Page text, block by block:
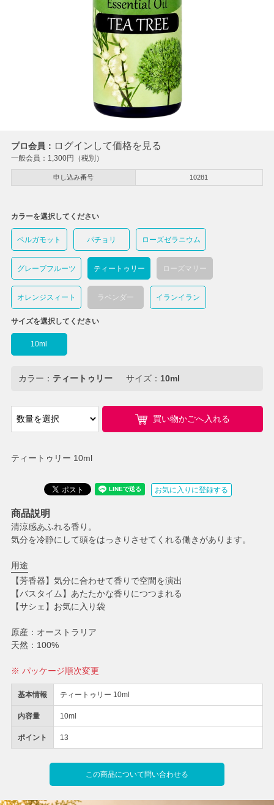
プロ会員： ログインして価格を見る
一般会員： 1,300円（税別）
申し込み番号 10281
ティートゥリー 10ml
基本情報 ティートゥリー 10ml
内容量 10ml
ポイント 13
カラーを選択してください
ベルガモット パチョリ ローズゼラニウム
グレープフルーツ ティートゥリー ローズマリー
オレンジスィート ラベンダー イランイラン
サイズを選択してください
10ml
カラー： ティートゥリー サイズ： 10ml
買い物かごへ入れる
お気に入りに登録する
この商品について問い合わせる
商品説明
清涼感あふれる香り。
気分を冷静にして頭をはっきりさせてくれる働きがあります。
用途
【芳香器】気分に合わせて香りで空間を演出
【バスタイム】あたたかな香りにつつまれる
【サシェ】お気に入り袋
原産：オーストラリア
天然：100%
※ パッケージ順次変更